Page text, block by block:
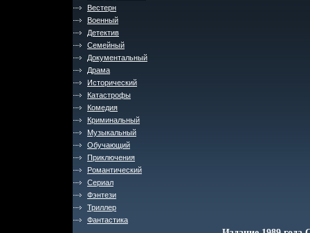
Вестерн
Военный
Детектив
Семейный
Документальный
Драма
Исторический
Катастрофы
Комедия
Криминальный
Музыкальный
Обучающий
Приключения
Романтический
Сериал
Фэнтези
Триллер
Фантастика